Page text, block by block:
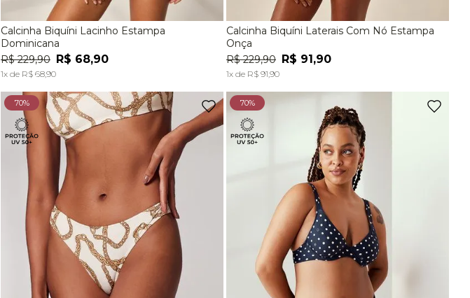
P
ADICIONAR À SACOLA
Calcinha Biquíni Lacinho Estampa
Dominicana
R$ 229,90 R$ 68,90
1x de R$ 68,90
EG
ADICIONAR À SACOLA
Calcinha Biquíni Laterais Com Nó Estampa
Onça
R$ 229,90 R$ 91,90
1x de R$ 91 ,90
70% 70%